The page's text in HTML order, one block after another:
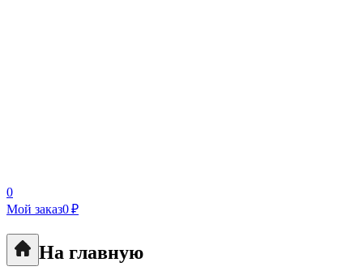
0
Мой заказ0 ₽
На главную